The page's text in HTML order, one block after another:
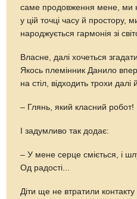
саме продовження мене, ми
у цій точці часу й простору,
народжується гармонія зі
Власне, далі хочеться
Якось племінник Данило
на стіл, відходить трохи далі
– Глянь, який класний робот!
І задумливо так додає:
– У мене серце сміється, і
Од радості...
Діти ще не втратили контакту